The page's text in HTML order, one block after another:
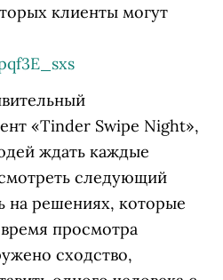
клиенты могут
«Tinder Swipe Night»,
ждать каждые
следующий
на решениях, которые
просмотра
сходство,